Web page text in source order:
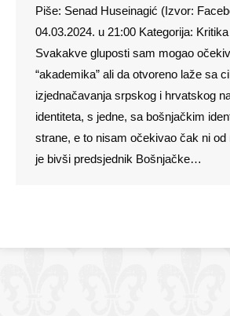
Piše: Senad Huseinagić (Izvor:
04.03.2024. u 21:00 Kategorija:
Svakakve gluposti sam mogao
“akademika” ali da otvoreno laže sa
izjednačavanja srpskog i hrvatskog
identiteta, s jedne, sa bošnjačkim
strane, e to nisam očekivao čak ni od
je bivši predsjednik Bošnjačke…